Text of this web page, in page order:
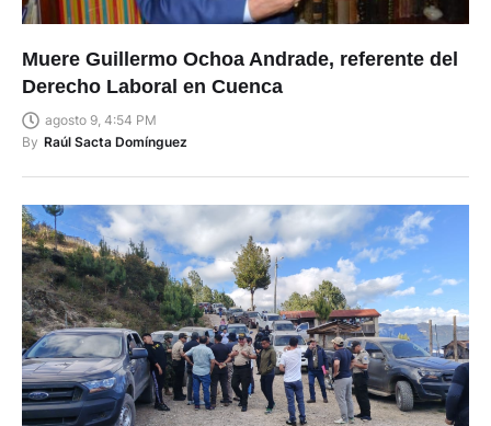
Muere Guillermo Ochoa Andrade, referente del
Derecho Laboral en Cuenca
agosto 9, 4:54 PM
By Raúl Sacta Domínguez